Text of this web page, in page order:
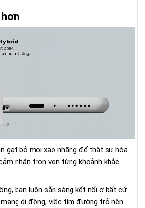
gạt bỏ mọi xao nhãng để thật sự hòa
nhận trọn vẹn từng khoảnh khắc
bạn luôn sẵn sàng kết nối ở bất cứ
mạng di động, việc tìm đường trở nên